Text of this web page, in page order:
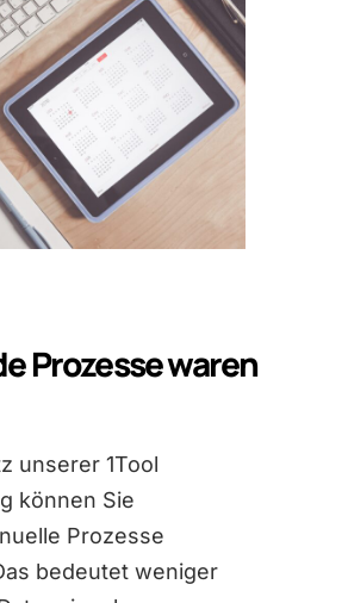
Prozesse waren
unserer 1Tool
können Sie
Prozesse
bedeutet weniger